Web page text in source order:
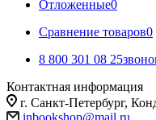
Отложенные0
Сравнение товаров0
8 800 301 08 25
Контактная информация
г. Санкт-Петербург,
inbookshop@mail.ru